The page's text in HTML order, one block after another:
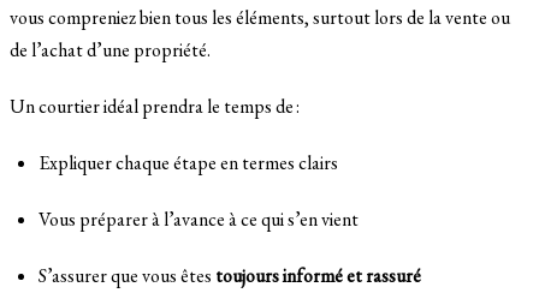
vous compreniez bien tous les éléments, surtout lors de la vente ou
de l’achat d’une propriété.
Un courtier idéal prendra le temps de :
Expliquer chaque étape en termes clairs
Vous préparer à l’avance à ce qui s’en vient
S’assurer que vous êtes toujours informé et rassuré